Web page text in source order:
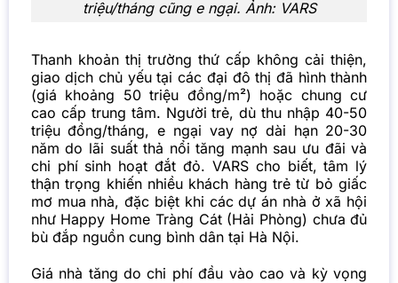
triệu/tháng cũng e ngại. Ảnh: VARS
Thanh khoản thị trường thứ cấp không cải thiện,
giao dịch chủ yếu tại các đại đô thị đã hình thành
(giá khoảng 50 triệu đồng/m²) hoặc chung cư
cao cấp trung tâm. Người trẻ, dù thu nhập 40-50
triệu đồng/tháng, e ngại vay nợ dài hạn 20-30
năm do lãi suất thả nổi tăng mạnh sau ưu đãi và
chi phí sinh hoạt đắt đỏ. VARS cho biết, tâm lý
thận trọng khiến nhiều khách hàng trẻ từ bỏ giấc
mơ mua nhà, đặc biệt khi các dự án nhà ở xã hội
như Happy Home Tràng Cát (Hải Phòng) chưa đủ
bù đắp nguồn cung bình dân tại Hà Nội.
Giá nhà tăng do chi phí đầu vào cao và kỳ vọng